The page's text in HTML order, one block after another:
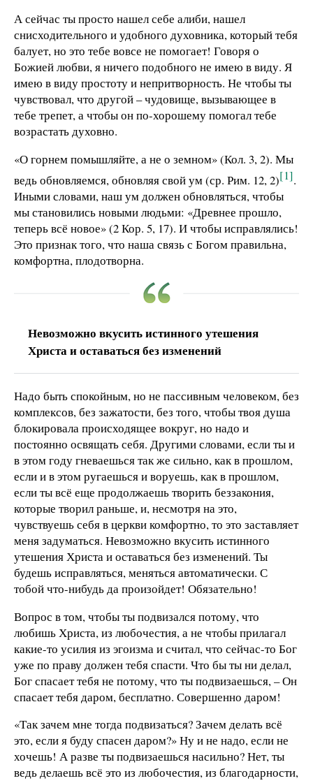
А сейчас ты просто нашел себе алиби, нашел
снисходительного и удобного духовника, который тебя
балует, но это тебе вовсе не помогает! Говоря о
Божией любви, я ничего подобного не имею в виду. Я
имею в виду простоту и непритворность. Не чтобы ты
чувствовал, что другой – чудовище, вызывающее в
тебе трепет, а чтобы он по-хорошему помогал тебе
возрастать духовно.
«О горнем помышляйте, а не о земном» (Кол. 3, 2). Мы
ведь обновляемся, обновляя свой ум (ср. Рим. 12, 2)[1].
Иными словами, наш ум должен обновляться, чтобы
мы становились новыми людьми: «Древнее прошло,
теперь всё новое» (2 Кор. 5, 17). И чтобы исправлялись!
Это признак того, что наша связь с Богом правильна,
комфортна, плодотворна.
Невозможно вкусить истинного утешения
Христа и оставаться без изменений
Надо быть спокойным, но не пассивным человеком, без
комплексов, без зажатости, без того, чтобы твоя душа
блокировала происходящее вокруг, но надо и
постоянно освящать себя. Другими словами, если ты и
в этом году гневаешься так же сильно, как в прошлом,
если и в этом ругаешься и воруешь, как в прошлом,
если ты всё еще продолжаешь творить беззакония,
которые творил раньше, и, несмотря на это,
чувствуешь себя в церкви комфортно, то это заставляет
меня задуматься. Невозможно вкусить истинного
утешения Христа и оставаться без изменений. Ты
будешь исправляться, меняться автоматически. С
тобой что-нибудь да произойдет! Обязательно!
Вопрос в том, чтобы ты подвизался потому, что
любишь Христа, из любочестия, а не чтобы прилагал
какие-то усилия из эгоизма и считал, что сейчас-то Бог
уже по праву должен тебя спасти. Что бы ты ни делал,
Бог спасает тебя не потому, что ты подвизаешься, – Он
спасает тебя даром, бесплатно. Совершенно даром!
«Так зачем мне тогда подвизаться? Зачем делать всё
это, если я буду спасен даром?» Ну и не надо, если не
хочешь! А разве ты подвизаешься насильно? Нет, ты
ведь делаешь всё это из любочестия, из благодарности,